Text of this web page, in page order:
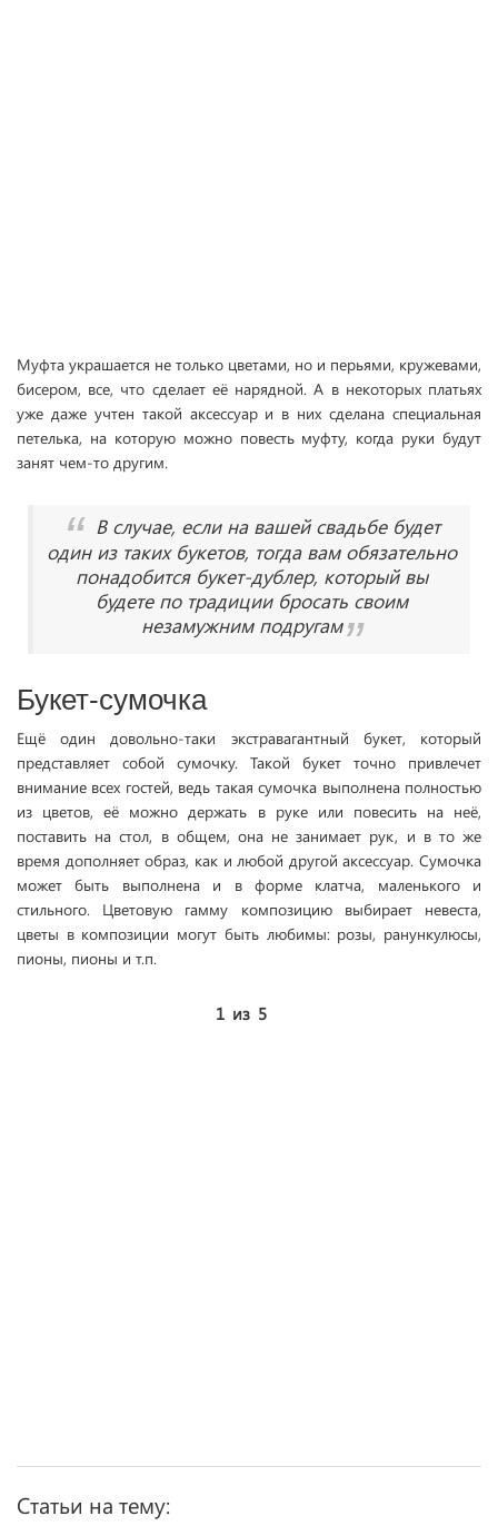
Муфта украшается не только цветами, но и перьями, кружевами,
бисером, все, что сделает её нарядной. А в некоторых платьях
уже даже учтен такой аксессуар и в них сделана специальная
петелька, на которую можно повесть муфту, когда руки будут
занят чем-то другим.
В случае, если на вашей свадьбе будет
один из таких букетов, тогда вам обязательно
понадобится букет-дублер, который вы
будете по традиции бросать своим
незамужним подругам
Букет-сумочка
Ещё один довольно-таки экстравагантный букет, который
представляет собой сумочку. Такой букет точно привлечет
внимание всех гостей, ведь такая сумочка выполнена полностью
из цветов, её можно держать в руке или повесить на неё,
поставить на стол, в общем, она не занимает рук, и в то же
время дополняет образ, как и любой другой аксессуар. Сумочка
может быть выполнена и в форме клатча, маленького и
стильного. Цветовую гамму композицию выбирает невеста,
цветы в композиции могут быть любимы: розы, ранункулюсы,
пионы, пионы и т.п.
1 из 5
Статьи на тему: